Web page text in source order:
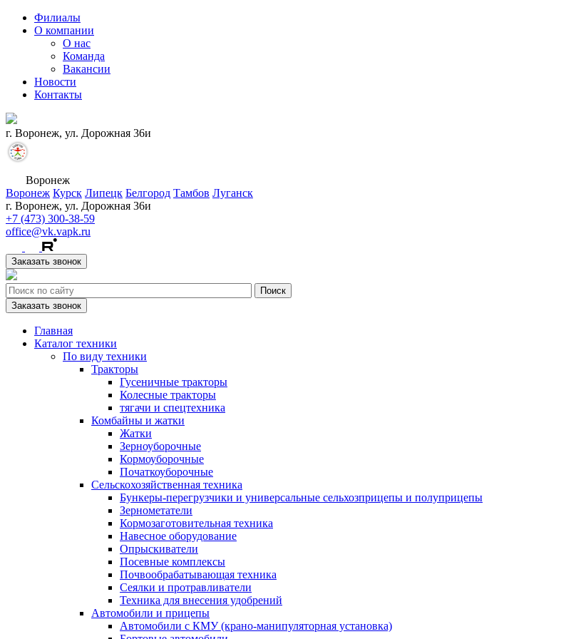
Филиалы
О компании
О нас
Команда
Вакансии
Новости
Контакты
г. Воронеж, ул. Дорожная 36и
Воронеж
Воронеж Курск Липецк Белгород Тамбов Луганск
г. Воронеж, ул. Дорожная 36и
+7 (473) 300-38-59
office@vk.vapk.ru
Заказать звонок
Заказать звонок
Главная
Каталог техники
По виду техники
Тракторы
Гусеничные тракторы
Колесные тракторы
тягачи и спецтехника
Комбайны и жатки
Жатки
Зерноуборочные
Кормоуборочные
Початкоуборочные
Сельскохозяйственная техника
Бункеры-перегрузчики и универсальные сельхозприцепы и полуприцепы
Зернометатели
Кормозаготовительная техника
Навесное оборудование
Опрыскиватели
Посевные комплексы
Почвообрабатывающая техника
Сеялки и протравливатели
Техника для внесения удобрений
Автомобили и прицепы
Автомобили с КМУ (крано-манипуляторная установка)